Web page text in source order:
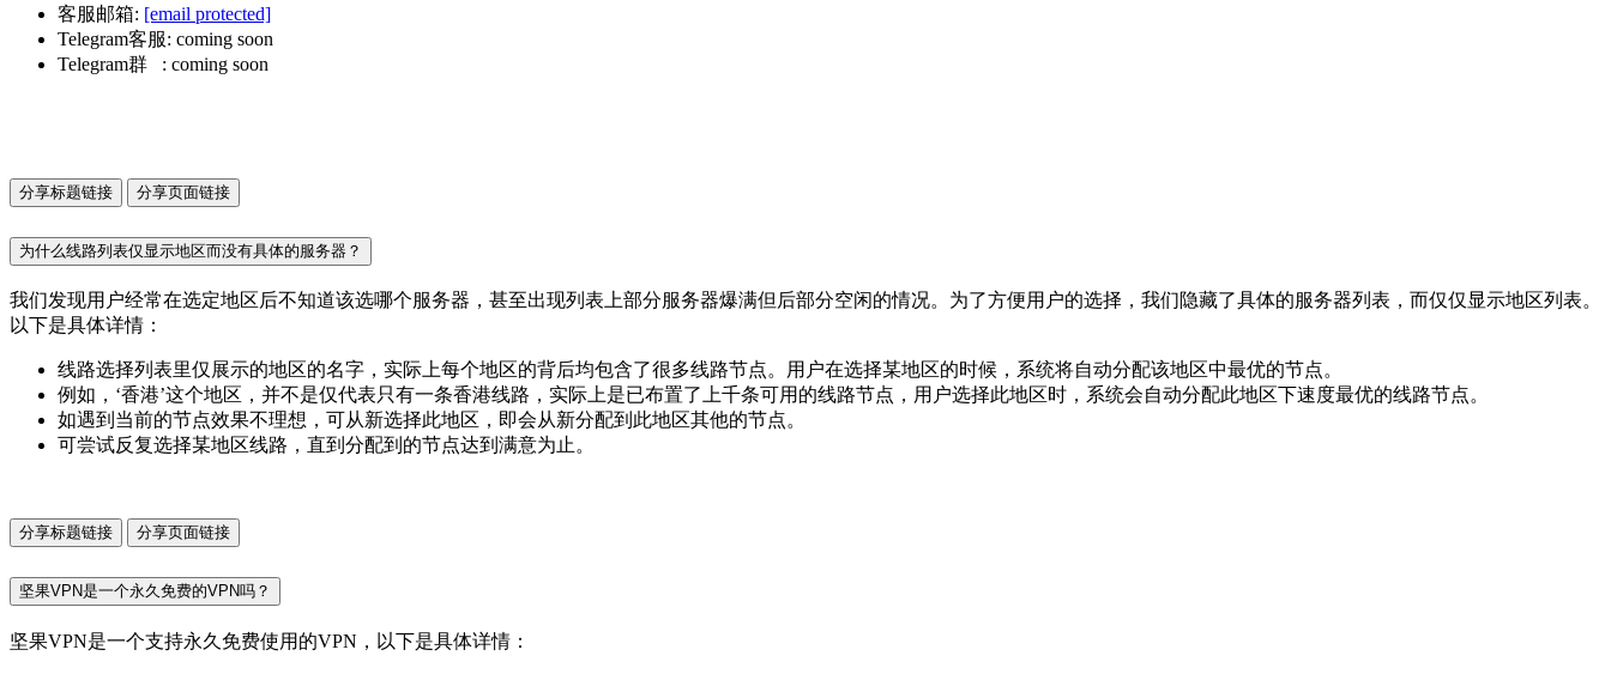
客服邮箱: [email protected]
Telegram客服: coming soon
Telegram群 : coming soon
分享标题链接 分享页面链接
为什么线路列表仅显示地区而没有具体的服务器？
我们发现用户经常在选定地区后不知道该选哪个服务器，甚至出现列表上部分服务器爆满但后部分空闲的情况。为了方便用户的选择，我们隐藏了具体的服务器列表，而仅仅显示地区列表。
以下是具体详情：
线路选择列表里仅展示的地区的名字，实际上每个地区的背后均包含了很多线路节点。用户在选择某地区的时候，系统将自动分配该地区中最优的节点。
例如，‘香港’这个地区，并不是仅代表只有一条香港线路，实际上是已布置了上千条可用的线路节点，用户选择此地区时，系统会自动分配此地区下速度最优的线路节点。
如遇到当前的节点效果不理想，可从新选择此地区，即会从新分配到此地区其他的节点。
可尝试反复选择某地区线路，直到分配到的节点达到满意为止。
分享标题链接 分享页面链接
坚果VPN是一个永久免费的VPN吗？
坚果VPN是一个支持永久免费使用的VPN，以下是具体详情：